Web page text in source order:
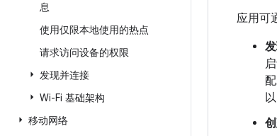
息
使用仅限本地使用的热点
请求访问设备的权限
发现并连接
Wi-Fi 基础架构
移动网络
应用可